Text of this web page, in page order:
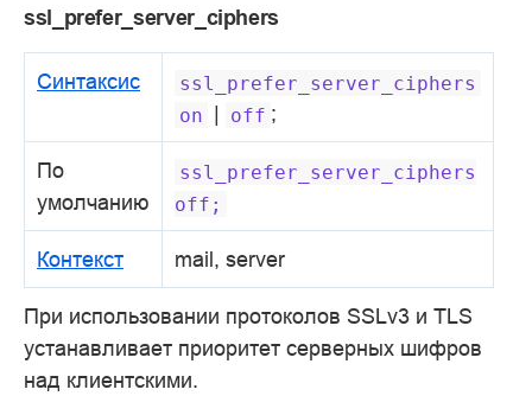
ssl_prefer_server_ciphers
Синтаксис
ssl_prefer_server_ciphers
on | off ;
По
умолчанию
ssl_prefer_server_ciphers
off;
Контекст mail, server
При использовании протоколов SSLv3 и TLS
устанавливает приоритет серверных шифров
над клиентскими.